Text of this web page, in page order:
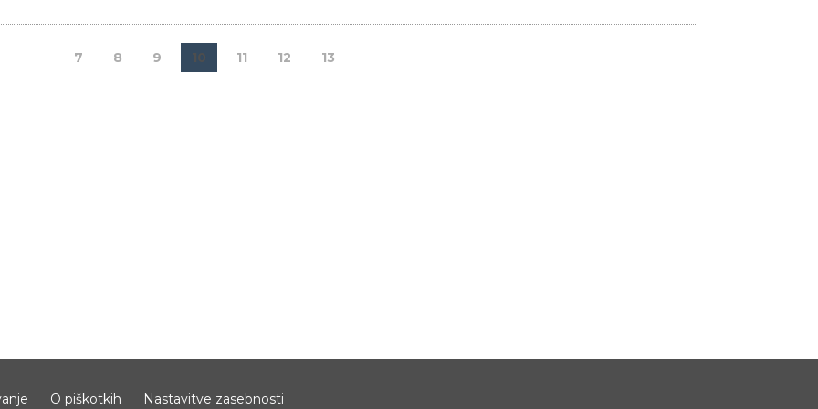
7 8 9 10 11 12 13
O piškotkih Nastavitve zasebnosti